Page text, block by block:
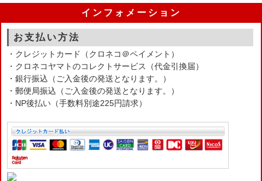
インフォメーション
お支払い方法
・クレジットカード（クロネコ＠ペイメント）
・クロネコヤマトのコレクトサービス（代金引換届）
・銀行振込（ご入金後の発送となります。）
・郵便局振込（ご入金後の発送となります。）
・NP後払い（手数料別途225円請求）